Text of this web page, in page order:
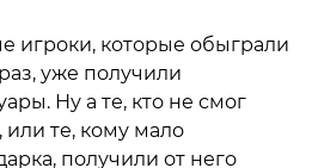
игроки, которые обыграли
уже получили
Ну а те, кто не смог
или те, кому мало
получили от него